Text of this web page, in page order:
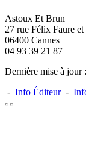
Astoux Et Brun
27 rue Félix Faure
06400 Cannes
04 93 39 21 87
Dernière mise à jour
- Info Éditeur-